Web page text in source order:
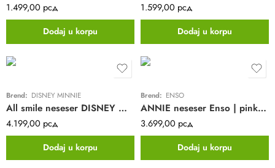
1.499,00 рсд
Dodaj u korpu
1.599,00 рсд
Dodaj u korpu
Brend: DISNEY MINNIE
All smile neseser DISNEY Minnie | pink
4.199,00 рсд
Dodaj u korpu
Brend: ENSO
ANNIE neseser Enso | pink | ABS
3.699,00 рсд
Dodaj u korpu